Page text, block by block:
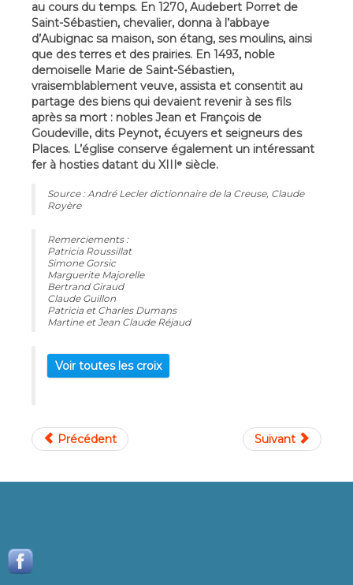
au cours du temps. En 1270, Audebert Porret de
Saint-Sébastien, chevalier, donna à l’abbaye
d’Aubignac sa maison, son étang, ses moulins, ainsi
que des terres et des prairies. En 1493, noble
demoiselle Marie de Saint-Sébastien,
vraisemblablement veuve, assista et consentit au
partage des biens qui devaient revenir à ses fils
après sa mort : nobles Jean et François de
Goudeville, dits Peynot, écuyers et seigneurs des
Places. L’église conserve également un intéressant
fer à hosties datant du XIIIᵉ siècle.
Source : André Lecler dictionnaire de la Creuse, Claude
Royère
Remerciements :
Patricia Roussillat
Simone Gorsic
Marguerite Majorelle
Bertrand Giraud
Claude Guillon
Patricia et Charles Dumans
Martine et Jean Claude Réjaud
Voir toutes les croix
Précédent Suivant